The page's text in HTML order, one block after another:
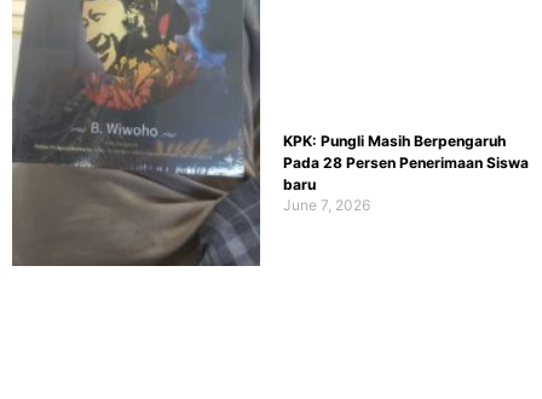
KPK: Pungli Masih Berpengaruh
Pada 28 Persen Penerimaan Siswa
baru
June 7, 2026